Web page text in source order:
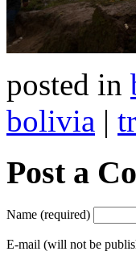
posted in
bolivia |
Post a
Name (required)
E-mail (will not be